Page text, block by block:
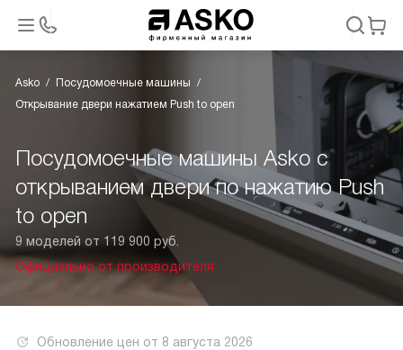
Asko
Посудомоечные машины
Открывание двери нажатием Push to open
Посудомоечные машины Asko с
открыванием двери по нажатию Push
to open
9 моделей от 119 900 руб.
Официально от производителя
Обновление цен от 8 августа 2026